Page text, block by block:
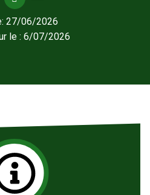
27/06/2026
le : 6/07/2026